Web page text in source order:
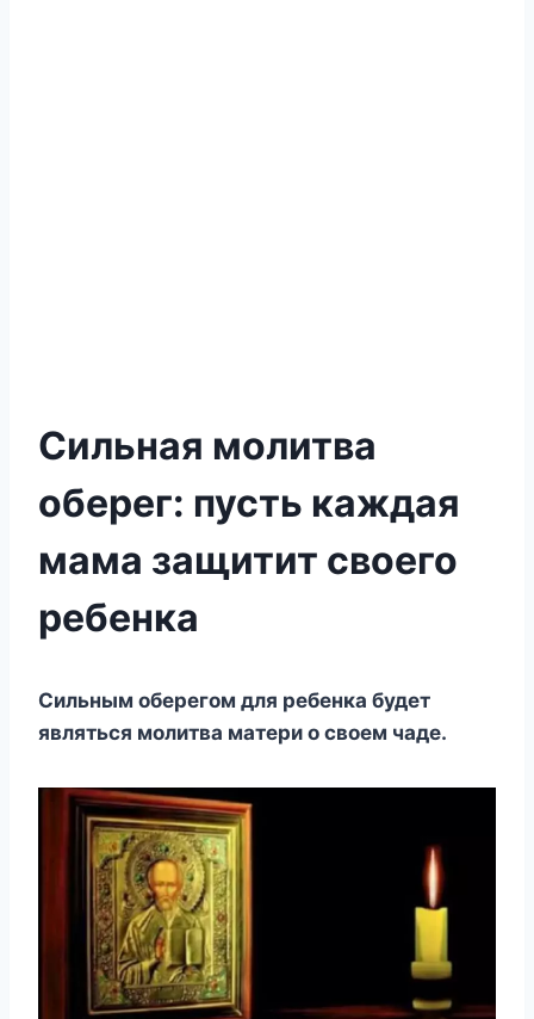
Сильная молитва
оберег: пусть каждая
мама защитит своего
ребенка
Сильным оберегом для ребенка будет
являться молитва матери о своем чаде.